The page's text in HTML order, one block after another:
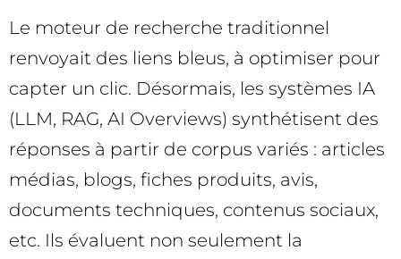
Le moteur de recherche traditionnel
renvoyait des liens bleus, à optimiser pour
capter un clic. Désormais, les systèmes IA
(LLM, RAG, AI Overviews) synthétisent des
réponses à partir de corpus variés : articles
médias, blogs, fiches produits, avis,
documents techniques, contenus sociaux,
etc. Ils évaluent non seulement la